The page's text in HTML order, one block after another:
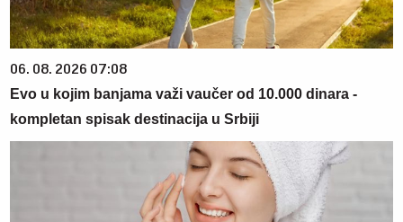
06. 08. 2026 07:08
Evo u kojim banjama važi vaučer od 10.000 dinara -
kompletan spisak destinacija u Srbiji